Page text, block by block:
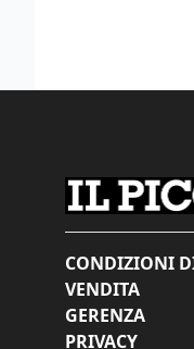
CONDIZIONI
VENDITA
GERENZA
PRIVACY